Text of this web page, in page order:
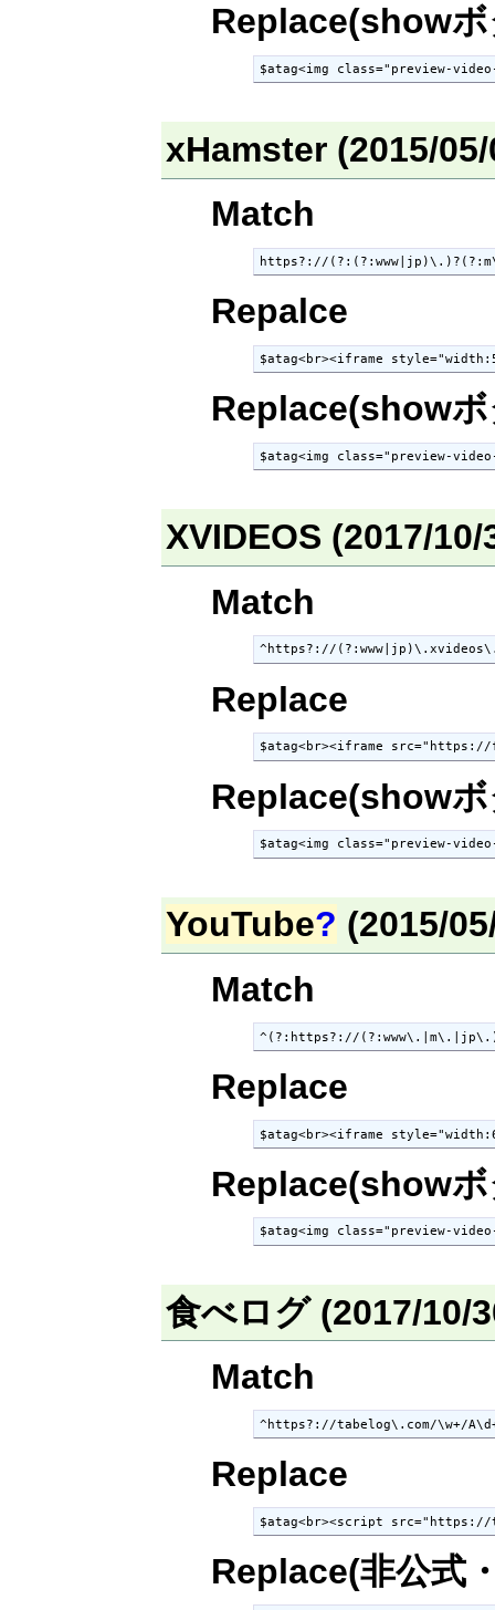
Replace(show
$atag<img class="preview-
xHamster (2015/
Match
https?://
Repalce
$atag<br><iframe
Replace(show
$atag<img class="preview-
XVIDEOS (2017/
Match
^https?://
Replace
$atag<br><iframe src="https://
Replace(show
$atag<img class="preview-
YouTube? (2015/
Match
^(?:https?://
Replace
$atag<br><iframe
Replace(show
$atag<img class="preview-
食べログ (2017/10/
Match
^https?://tabelog\.com/\w+/
Replace
$atag<br><script src="https://
Replace(非公式